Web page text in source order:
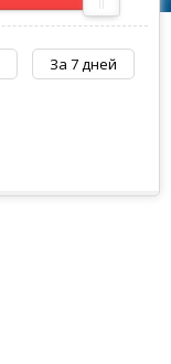
За 7 дней